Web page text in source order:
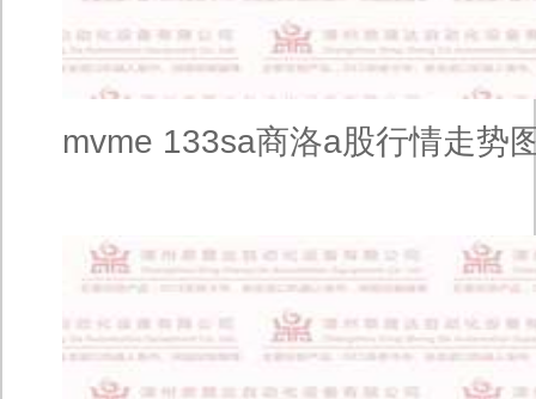
mvme 133sa商洛a股行情走势